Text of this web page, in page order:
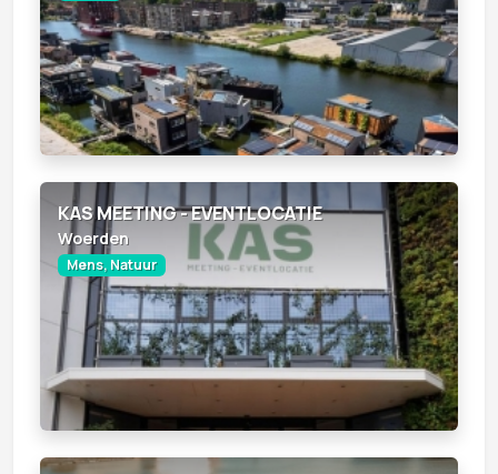
KAS MEETING - EVENTLOCATIE
Woerden
Mens, Natuur